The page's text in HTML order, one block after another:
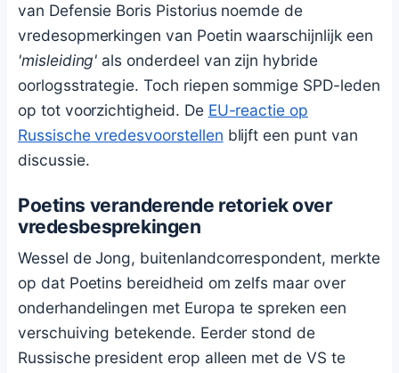
van Defensie Boris Pistorius noemde de
vredesopmerkingen van Poetin waarschijnlijk een
'misleiding' als onderdeel van zijn hybride
oorlogsstrategie. Toch riepen sommige SPD-leden
op tot voorzichtigheid. De EU-reactie op
Russische vredesvoorstellen blijft een punt van
discussie.
Poetins veranderende retoriek over
vredesbesprekingen
Wessel de Jong, buitenlandcorrespondent, merkte
op dat Poetins bereidheid om zelfs maar over
onderhandelingen met Europa te spreken een
verschuiving betekende. Eerder stond de
Russische president erop alleen met de VS te